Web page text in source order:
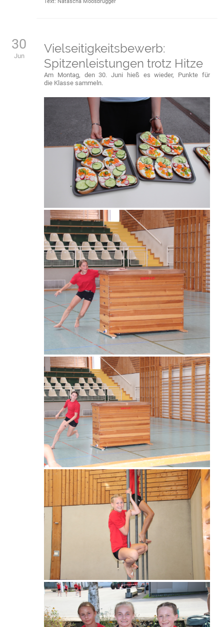
30
Jun
Vielseitigkeitsbewerb:
Spitzenleistungen trotz Hitze
Am Montag, den 30. Juni hieß es wieder, Punkte für
die Klasse sammeln.